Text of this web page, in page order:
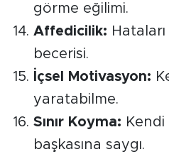
görme eğilimi.
Affedicilik:
becerisi.
İçsel Motivasyon:
yaratabilme.
Sınır Koyma: Kendi
başkasına saygı.